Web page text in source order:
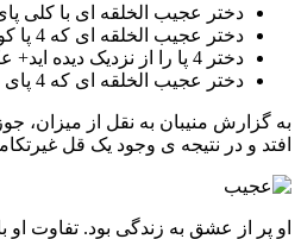
دختر عجیب الخلقه ای با کلی
دختر عجیب الخلقه ای که 4 پا کوتاه و بلند دارد/ عکس
دختر 4 پا را از نزدیک دیده اید+ عکس
دختر عجیب الخلقه ای که 4 پای بلند و کوتاه دارد+ عکس
افتد و در نتیجه ی وجود یک قل
او پر از عشق به زندگی بود. تفاوت او با